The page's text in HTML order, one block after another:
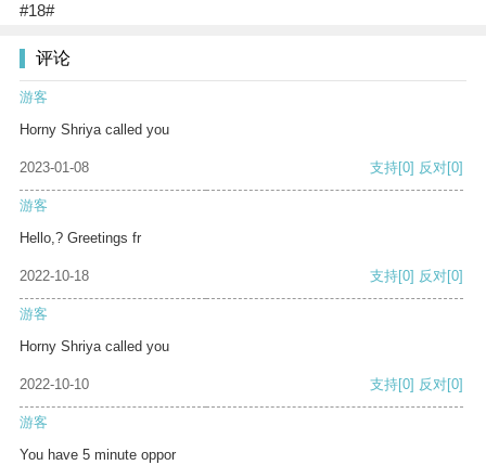
#18#
评论
游客
Horny Shriya called you
2023-01-08 支持[0] 反对[0]
游客
Hello,? Greetings fr
2022-10-18 支持[0] 反对[0]
游客
Horny Shriya called you
2022-10-10 支持[0] 反对[0]
游客
You have 5 minute oppor